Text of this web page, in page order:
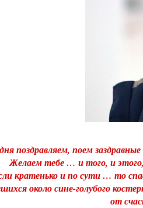
поздравляем, поем
Желаем тебе … и того, и
кратенько и по сути … то
около сине-голубого
от